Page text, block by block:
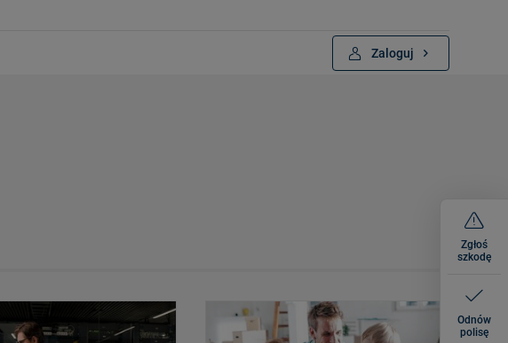
Zaloguj
Zgłoś
szkodę
Odnów
polisę